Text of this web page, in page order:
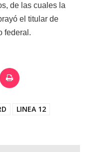
de las cuales la
el titular de
federal.
LINEA 12